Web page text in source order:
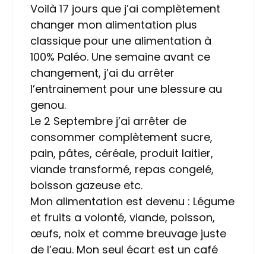
Voilà 17 jours que j’ai complètement
changer mon alimentation plus
classique pour une alimentation à
100% Paléo. Une semaine avant ce
changement, j’ai du arrêter
l’entrainement pour une blessure au
genou.
Le 2 Septembre j’ai arrêter de
consommer complètement sucre,
pain, pâtes, céréale, produit laitier,
viande transformé, repas congelé,
boisson gazeuse etc.
Mon alimentation est devenu : Légume
et fruits a volonté, viande, poisson,
œufs, noix et comme breuvage juste
de l’eau. Mon seul écart est un café